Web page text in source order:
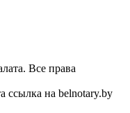
Все права
ссылка на belnotary.by